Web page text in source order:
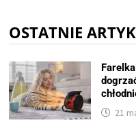
OSTATNIE
21